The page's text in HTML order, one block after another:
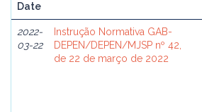
Date
2022-
03-22
Instrução Normativa GAB-
DEPEN/DEPEN/MJSP nº 42,
de 22 de março de 2022